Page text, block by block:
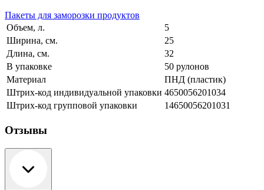
Пакеты для заморозки продуктов
Объем, л.
5
Ширина, см.
25
Длина, см.
32
В упаковке
50 рулонов
Материал
ПНД (пластик)
Штрих-код индивидуальной упаковки 4650056201034
Штрих-код групповой упаковки
14650056201031
Отзывы